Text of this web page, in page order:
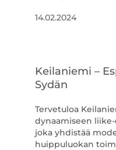
14.02.2024
Keilaniemi –
Sydän
Tervetuloa
dynaamiseen
joka yhdistää
huippuluokan